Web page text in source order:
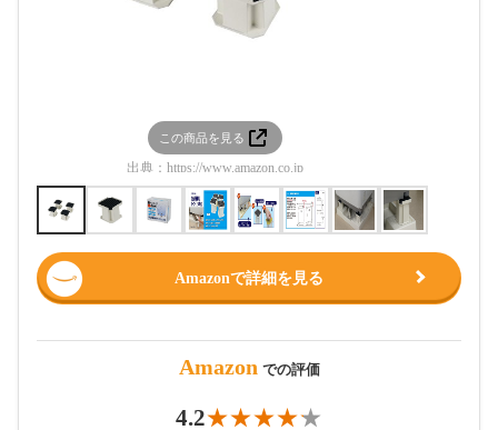
この商品を見る
出典： https://www.amazon.co.jp
Amazonで詳細を見る
Amazon での評価
4.2